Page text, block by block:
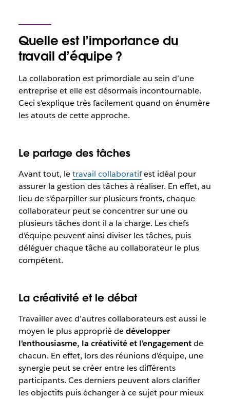
Quelle est l’importance du
travail d’équipe ?
La collaboration est primordiale au sein d’une
entreprise et elle est désormais incontournable.
Ceci s’explique très facilement quand on énumère
les atouts de cette approche.
Le partage des tâches
Avant tout, letravail collaboratifest idéal pour
assurer la gestion des tâches à réaliser. En effet, au
lieu de s’éparpiller sur plusieurs fronts, chaque
collaborateur peut se concentrer sur une ou
plusieurs tâches dont il a la charge. Les chefs
d’équipe peuvent ainsi diviser les tâches, puis
déléguer chaque tâche au collaborateur le plus
compétent.
La créativité et le débat
Travailler avec d’autres collaborateurs est aussi le
moyen le plus approprié dedévelopper
l’enthousiasme, la créativité et l’engagementde
chacun. En effet, lors des réunions d’équipe, une
synergie peut se créer entre les différents
participants. Ces derniers peuvent alors clarifier
les objectifs puis échanger à ce sujet pour mieux